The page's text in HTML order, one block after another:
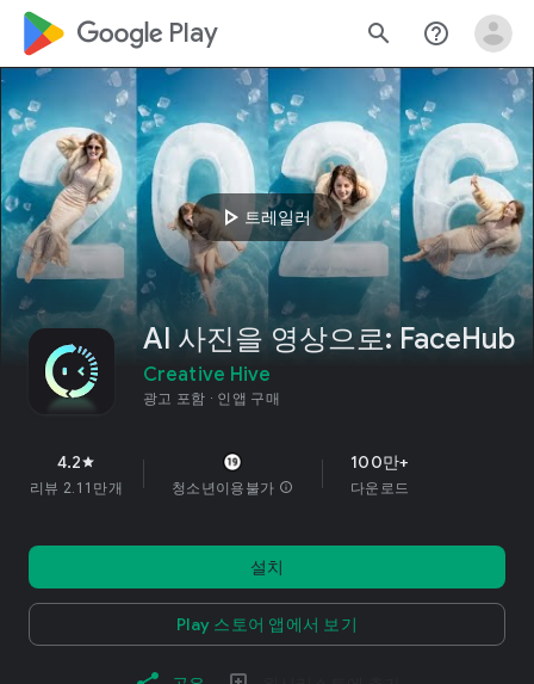
google_logo Play search help_outline
play_arrow 트레일러
AI 사진을 영상으로: FaceHub
Creative Hive
광고 포함 인앱 구매
4.2star
리뷰 2.11만개 청소년이용불가 info
100만+
다운로드
설치
Play 스토어 앱에서 보기